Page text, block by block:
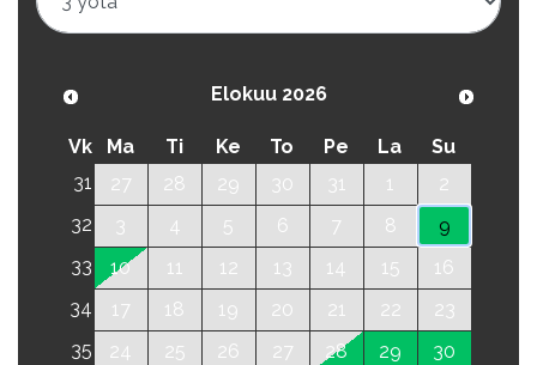
Elokuu 2026
Vk Ma Ti Ke To Pe La
Su
31
27 28 29 30 31 1
2
32
3 4 5 6 7 8
9
33
10 11 12 13 14 15
16
34
17 18 19 20 21 22
23
35
24 25 26 27 28 29
30